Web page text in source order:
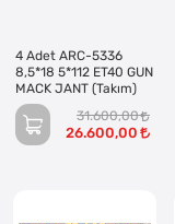
4 Adet ARC-5336
8,5*18 5*112 ET40 GUN
MACK JANT (Takım)
31.600,00
26.600,00